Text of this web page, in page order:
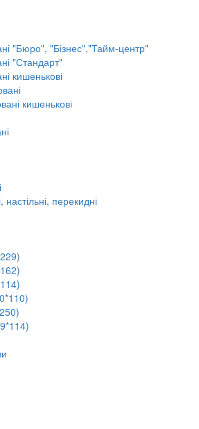
"Бюро", "Бізнес","Тайм-центр"
"Стандарт"
кишенькові
кишенькові
настільні, перекидні